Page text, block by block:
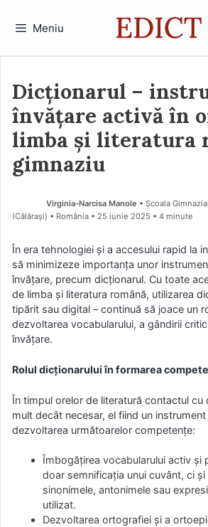
Meniu
Dicționarul –
învățare activă în
limba și literatura
gimnaziu
Virginia-Narcisa Manole • Școala
(Călărași) • România
25 iunie 2025 • 4 minute
În era tehnologiei și a accesului rapid la
să minimizeze importanța unor
învățare, precum dicționarul. Cu toate
de limba și literatura română, utilizarea
tipărit sau digital – continuă să joace un
dezvoltarea vocabularului, a gândirii
învățare.
Rolul dicționarului în formarea
În timpul orelor de literatură contactul cu
mult decât necesar, el fiind un
dezvoltarea următoarelor competențe:
Îmbogățirea vocabularului activ și
doar semnificația unui cuvânt, ci și
sinonimele, antonimele sau
utilizat.
Dezvoltarea ortografiei și a